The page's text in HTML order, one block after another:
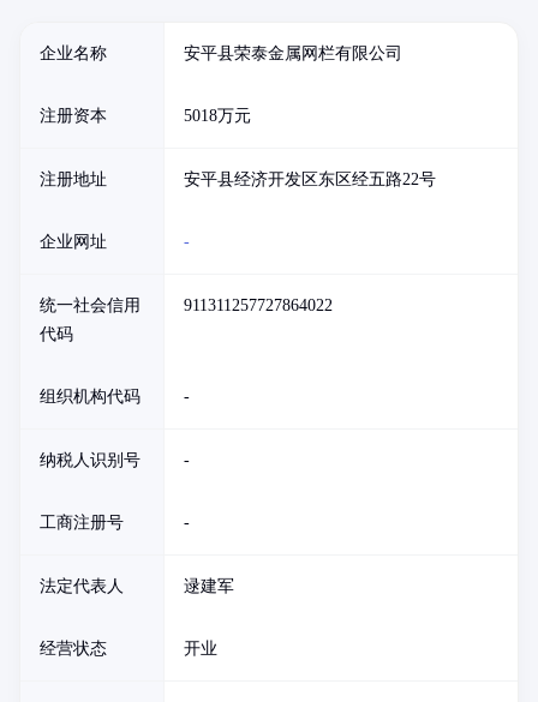
企业名称 安平县荣泰金属网栏有限公司
注册资本 5018万元
注册地址 安平县经济开发区东区经五路22号
企业网址 -
统一社会信用
代码
911311257727864022
组织机构代码 -
纳税人识别号 -
工商注册号 -
法定代表人 逯建军
经营状态 开业